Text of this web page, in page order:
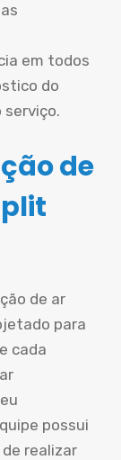
em todos
do
serviço.
de
de ar
para
cada
possui
realizar